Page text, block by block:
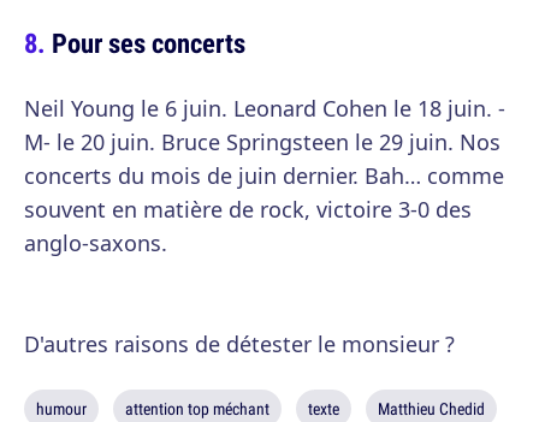
Pour ses concerts
Neil Young le 6 juin. Leonard Cohen le 18 juin. -
M- le 20 juin. Bruce Springsteen le 29 juin. Nos
concerts du mois de juin dernier. Bah… comme
souvent en matière de rock, victoire 3-0 des
anglo-saxons.
D'autres raisons de détester le monsieur ?
humour attention top méchant texte Matthieu Chedid